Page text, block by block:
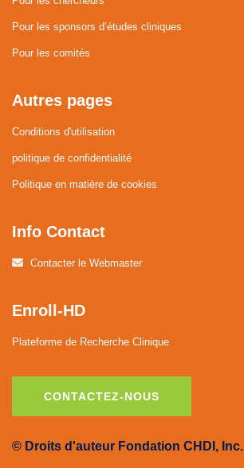
Pour les sponsors d’études cliniques
Pour les comités
Autres pages
Conditions d'utilisation
politique de confidentialité
Politique en matière de cookies
Info Contact
Contacter le Webmaster
Enroll-HD
Plateforme de Recherche Clinique
CONTACTEZ-NOUS
© Droits d'auteur Fondation CHDI, Inc.